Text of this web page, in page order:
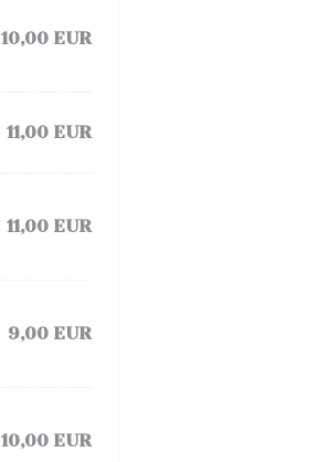
10,00 EUR
11,00 EUR
11,00 EUR
9,00 EUR
10,00 EUR